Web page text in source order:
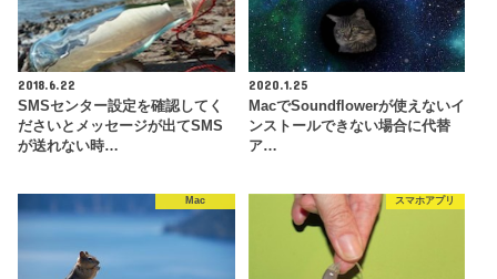
2018.6.22
SMSセンター設定を確認してく
ださいとメッセージが出てSMS
が送れない時…
2020.1.25
MacでSoundflowerが使えないイ
ンストールできない場合に代替
ア…
Mac スマホアプリ